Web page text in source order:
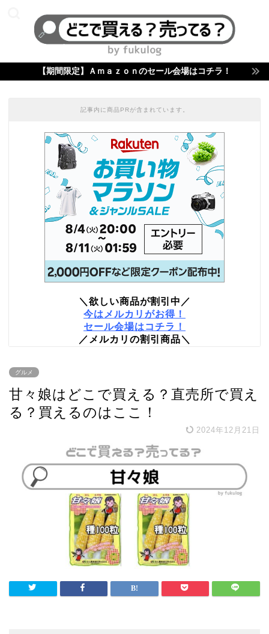
【期間限定】Ａｍａｚｏｎのセール会場はコチラ！
記事内に商品PRが含まれています。
＼欲しい商品が割引中／
今はメルカリがお得！
セール会場はコチラ！
／メルカリの割引商品＼
グルメ
甘々娘はどこで買える？直売所で買え
る？買えるのはここ！
2024年12月21日